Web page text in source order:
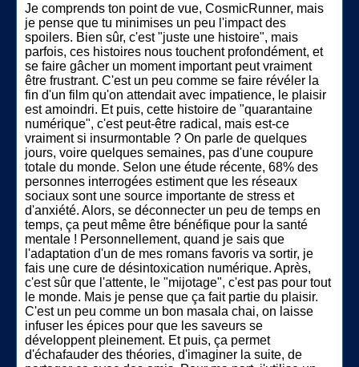
Je comprends ton point de vue, CosmicRunner, mais
je pense que tu minimises un peu l'impact des
spoilers. Bien sûr, c'est "juste une histoire", mais
parfois, ces histoires nous touchent profondément, et
se faire gâcher un moment important peut vraiment
être frustrant. C'est un peu comme se faire révéler la
fin d'un film qu'on attendait avec impatience, le plaisir
est amoindri. Et puis, cette histoire de "quarantaine
numérique", c'est peut-être radical, mais est-ce
vraiment si insurmontable ? On parle de quelques
jours, voire quelques semaines, pas d'une coupure
totale du monde. Selon une étude récente, 68% des
personnes interrogées estiment que les réseaux
sociaux sont une source importante de stress et
d'anxiété. Alors, se déconnecter un peu de temps en
temps, ça peut même être bénéfique pour la santé
mentale ! Personnellement, quand je sais que
l'adaptation d'un de mes romans favoris va sortir, je
fais une cure de désintoxication numérique. Après,
c'est sûr que l'attente, le "mijotage", c'est pas pour tout
le monde. Mais je pense que ça fait partie du plaisir.
C'est un peu comme un bon masala chai, on laisse
infuser les épices pour que les saveurs se
développent pleinement. Et puis, ça permet
d'échafauder des théories, d'imaginer la suite, de